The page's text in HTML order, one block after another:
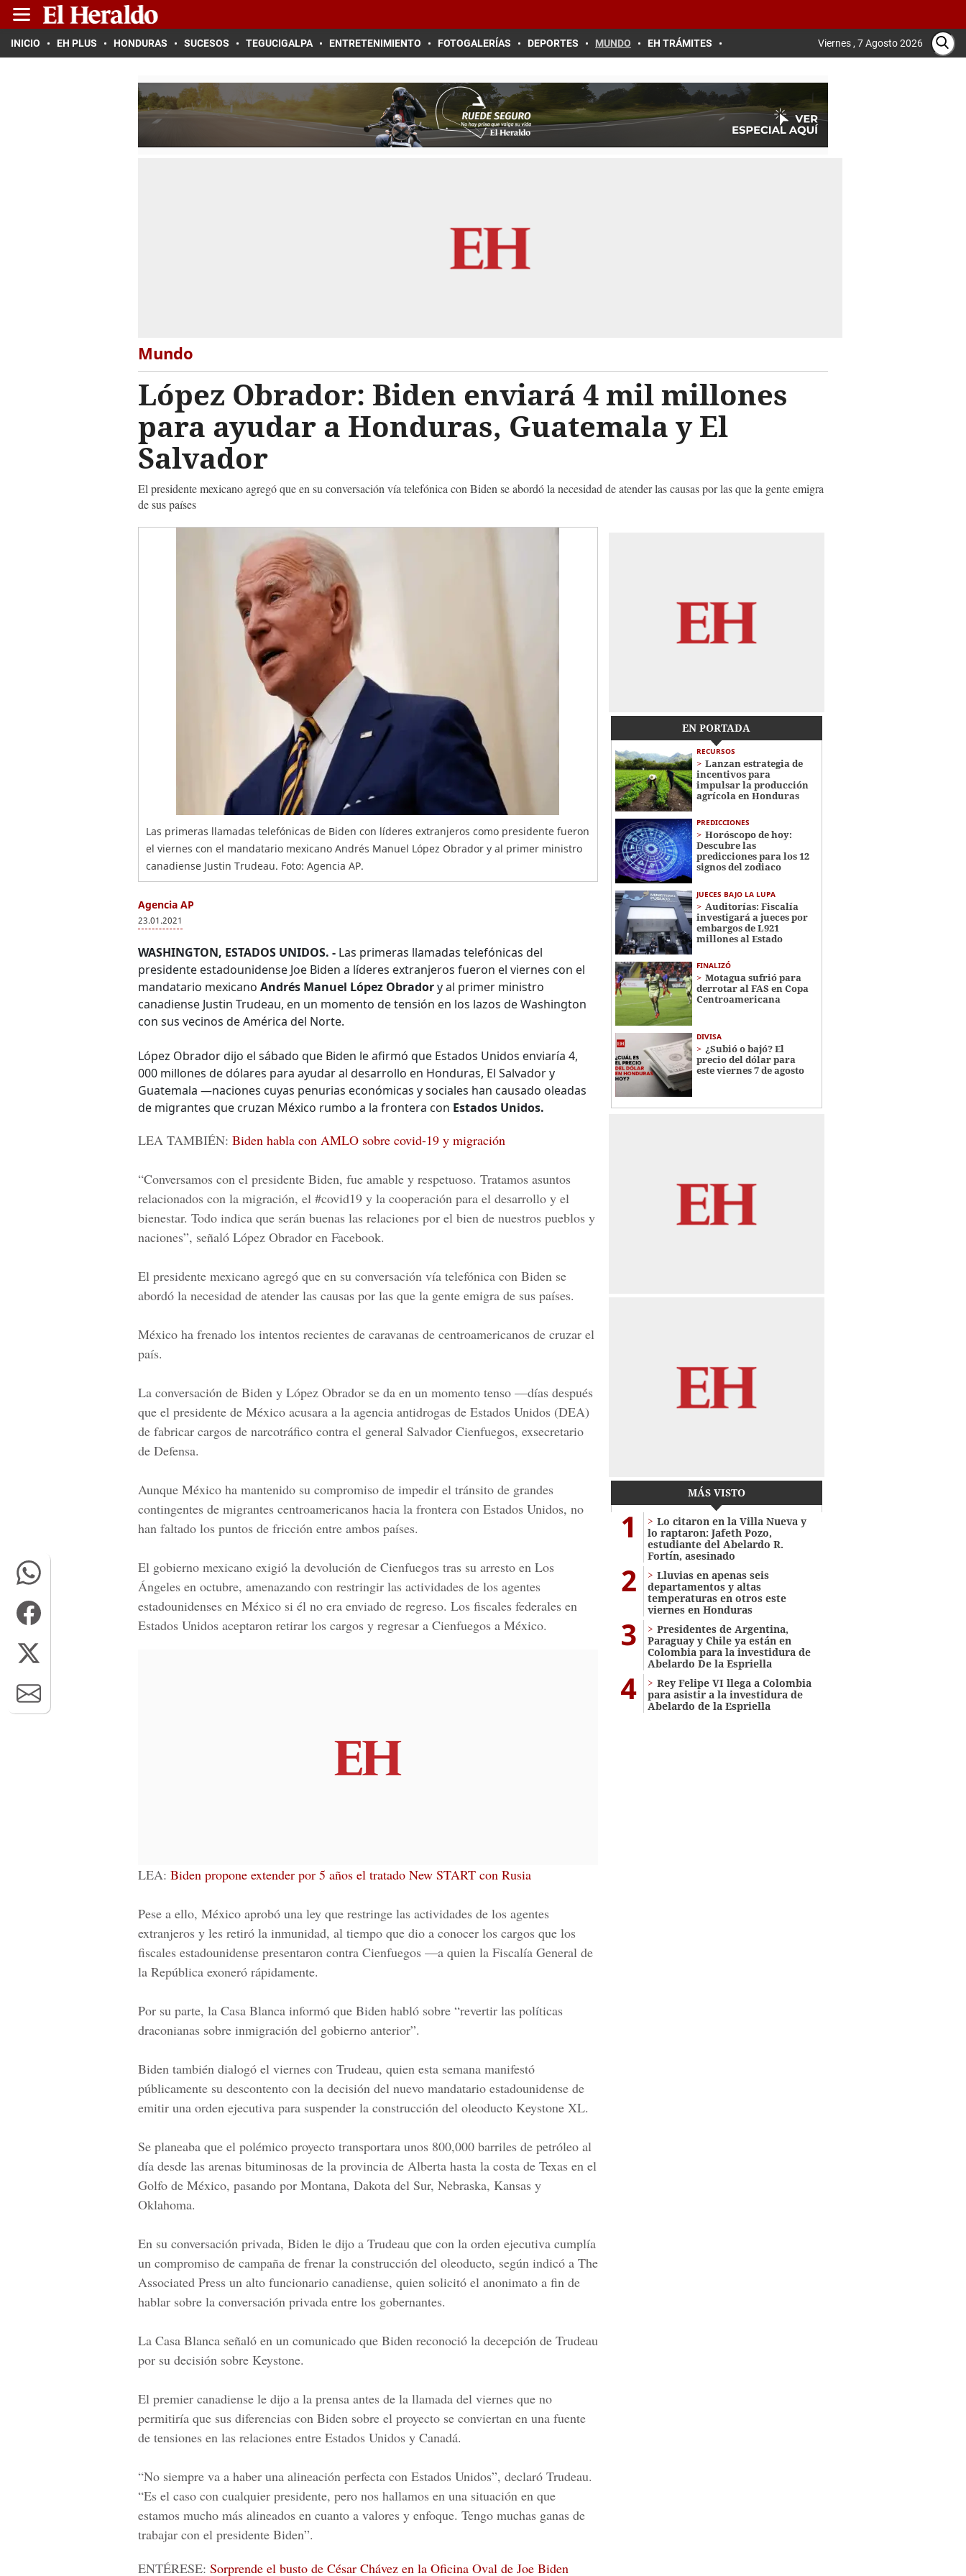
INICIO EH PLUS HONDURAS SUCESOS TEGUCIGALPA ENTRETENIMIENTO FOTOGALERÍAS DEPORTES MUNDO EH TRÁMITES Viernes , 7 Agosto 2026
Mundo
López Obrador: Biden enviará 4 mil millones
para ayudar a Honduras, Guatemala y El
Salvador
El presidente mexicano agregó que en su conversación vía telefónica con Biden se abordó la necesidad de atender las causas por las que la gente emigra
de sus países
Las primeras llamadas telefónicas de Biden con líderes extranjeros como presidente fueron
el viernes con el mandatario mexicano Andrés Manuel López Obrador y al primer ministro
canadiense Justin Trudeau. Foto: Agencia AP.
Agencia AP
23.01.2021
WASHINGTON, ESTADOS UNIDOS. - Las primeras llamadas telefónicas del
presidente estadounidense Joe Biden a líderes extranjeros fueron el viernes con el
mandatario mexicano Andrés Manuel López Obradory al primer ministro
canadiense Justin Trudeau, en un momento de tensión en los lazos de Washington
con sus vecinos de América del Norte.
López Obrador dijo el sábado que Biden le afirmó que Estados Unidos enviaría 4,
000 millones de dólares para ayudar al desarrollo en Honduras, El Salvador y
Guatemala —naciones cuyas penurias económicas y sociales han causado oleadas
de migrantes que cruzan México rumbo a la frontera con Estados Unidos.
LEA TAMBIÉN: Biden habla con AMLO sobre covid-19 y migración
“Conversamos con el presidente Biden, fue amable y respetuoso. Tratamos asuntos
relacionados con la migración, el #covid19 y la cooperación para el desarrollo y el
bienestar. Todo indica que serán buenas las relaciones por el bien de nuestros pueblos y
naciones”, señaló López Obrador en Facebook.
El presidente mexicano agregó que en su conversación vía telefónica con Biden se
abordó la necesidad de atender las causas por las que la gente emigra de sus países.
México ha frenado los intentos recientes de caravanas de centroamericanos de cruzar el
país.
La conversación de Biden y López Obrador se da en un momento tenso —días después
que el presidente de México acusara a la agencia antidrogas de Estados Unidos (DEA)
de fabricar cargos de narcotráfico contra el general Salvador Cienfuegos, exsecretario
de Defensa.
Aunque México ha mantenido su compromiso de impedir el tránsito de grandes
contingentes de migrantes centroamericanos hacia la frontera con Estados Unidos, no
han faltado los puntos de fricción entre ambos países.
El gobierno mexicano exigió la devolución de Cienfuegos tras su arresto en Los
Ángeles en octubre, amenazando con restringir las actividades de los agentes
estadounidenses en México si él no era enviado de regreso. Los fiscales federales en
Estados Unidos aceptaron retirar los cargos y regresar a Cienfuegos a México.
LEA: Biden propone extender por 5 años el tratado New START con Rusia
Pese a ello, México aprobó una ley que restringe las actividades de los agentes
extranjeros y les retiró la inmunidad, al tiempo que dio a conocer los cargos que los
fiscales estadounidense presentaron contra Cienfuegos —a quien la Fiscalía General de
la República exoneró rápidamente.
Por su parte, la Casa Blanca informó que Biden habló sobre “revertir las políticas
draconianas sobre inmigración del gobierno anterior”.
Biden también dialogó el viernes con Trudeau, quien esta semana manifestó
públicamente su descontento con la decisión del nuevo mandatario estadounidense de
emitir una orden ejecutiva para suspender la construcción del oleoducto Keystone XL.
Se planeaba que el polémico proyecto transportara unos 800,000 barriles de petróleo al
día desde las arenas bituminosas de la provincia de Alberta hasta la costa de Texas en el
Golfo de México, pasando por Montana, Dakota del Sur, Nebraska, Kansas y
Oklahoma.
En su conversación privada, Biden le dijo a Trudeau que con la orden ejecutiva cumplía
un compromiso de campaña de frenar la construcción del oleoducto, según indicó a The
Associated Press un alto funcionario canadiense, quien solicitó el anonimato a fin de
hablar sobre la conversación privada entre los gobernantes.
La Casa Blanca señaló en un comunicado que Biden reconoció la decepción de Trudeau
por su decisión sobre Keystone.
El premier canadiense le dijo a la prensa antes de la llamada del viernes que no
permitiría que sus diferencias con Biden sobre el proyecto se conviertan en una fuente
de tensiones en las relaciones entre Estados Unidos y Canadá.
“No siempre va a haber una alineación perfecta con Estados Unidos”, declaró Trudeau.
“Es el caso con cualquier presidente, pero nos hallamos en una situación en que
estamos mucho más alineados en cuanto a valores y enfoque. Tengo muchas ganas de
trabajar con el presidente Biden”.
ENTÉRESE: Sorprende el busto de César Chávez en la Oficina Oval de Joe Biden
EN PORTADA
RECURSOS
Lanzan estrategia de
incentivos para
impulsar la producción
agrícola en Honduras
PREDICCIONES
Horóscopo de hoy:
Descubre las
predicciones para los 12
signos del zodiaco
JUECES BAJO LA LUPA
Auditorías: Fiscalía
investigará a jueces por
embargos de L921
millones al Estado
FINALIZÓ
Motagua sufrió para
derrotar al FAS en Copa
Centroamericana
DIVISA
¿Subió o bajó? El
precio del dólar para
este viernes 7 de agosto
MÁS VISTO
1
Lo citaron en la Villa Nueva y
lo raptaron: Jafeth Pozo,
estudiante del Abelardo R.
Fortín, asesinado
2
Lluvias en apenas seis
departamentos y altas
temperaturas en otros este
viernes en Honduras
3
Presidentes de Argentina,
Paraguay y Chile ya están en
Colombia para la investidura de
Abelardo De la Espriella
4
Rey Felipe VI llega a Colombia
para asistir a la investidura de
Abelardo de la Espriella